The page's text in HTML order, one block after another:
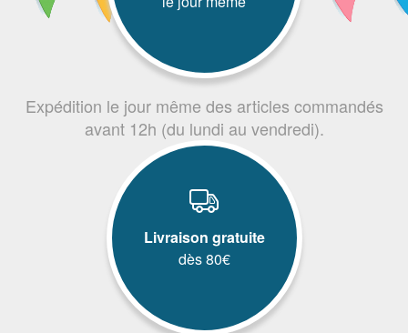
Expédition le jour même des articles commandés
avant 12h (du lundi au vendredi).
Livraison gratuite
dès 80€